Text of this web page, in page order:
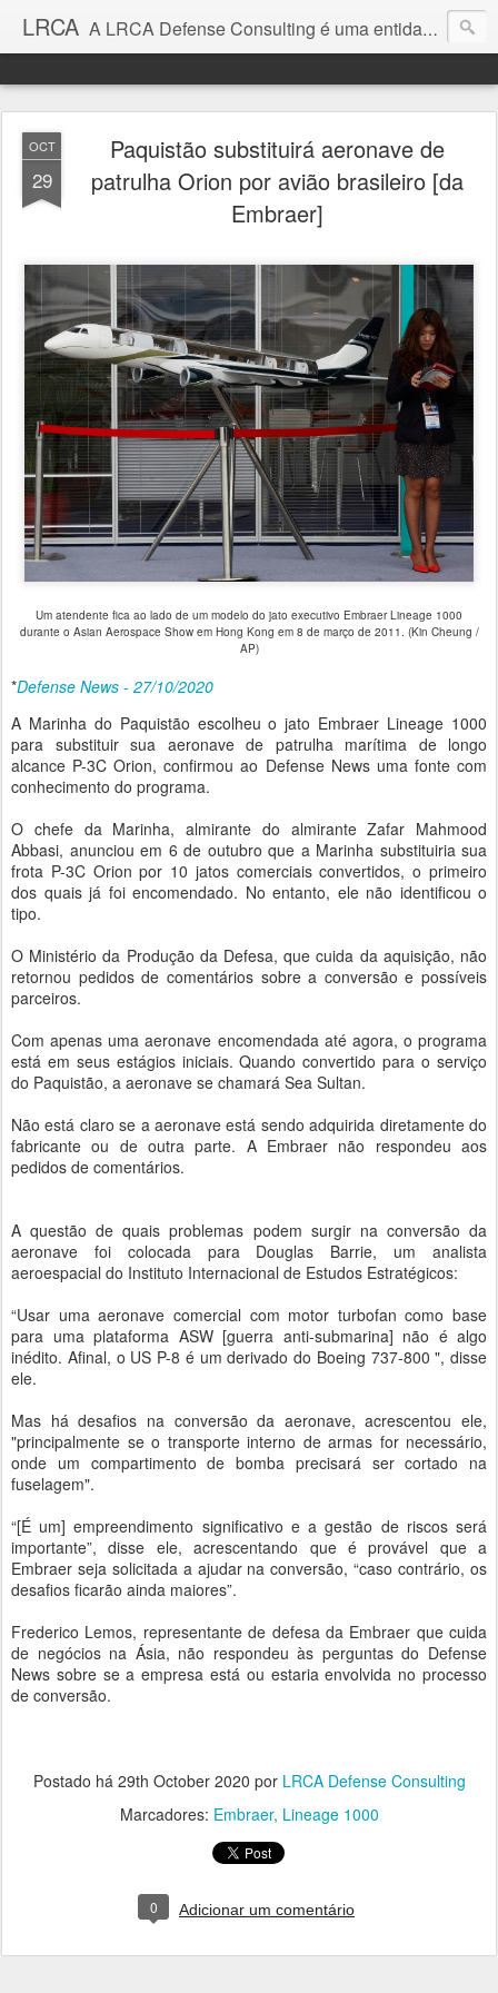
LRCA A LRCA Defense Consulting é uma entidade sem fins lucrativos que se dedica a produzir e divulgar notícias e análises sobre as Empresas de Defesa. Não somos jornalistas e nem este é um blog jornalístico.
OCT
29
Paquistão substituirá aeronave de
patrulha Orion por avião brasileiro [da
Embraer]
Um atendente fica ao lado de um modelo do jato executivo Embraer Lineage 1000
durante o Asian Aerospace Show em Hong Kong em 8 de março de 2011. (Kin Cheung /
AP)
*Defense News - 27/10/2020
A Marinha do Paquistão escolheu o jato Embraer Lineage 1000
para substituir sua aeronave de patrulha marítima de longo
alcance P-3C Orion, confirmou ao Defense News uma fonte com
conhecimento do programa.
O chefe da Marinha, almirante do almirante Zafar Mahmood
Abbasi, anunciou em 6 de outubro que a Marinha substituiria sua
frota P-3C Orion por 10 jatos comerciais convertidos, o primeiro
dos quais já foi encomendado. No entanto, ele não identificou o
tipo.
O Ministério da Produção da Defesa, que cuida da aquisição, não
retornou pedidos de comentários sobre a conversão e possíveis
parceiros.
Com apenas uma aeronave encomendada até agora, o programa
está em seus estágios iniciais. Quando convertido para o serviço
do Paquistão, a aeronave se chamará Sea Sultan.
Não está claro se a aeronave está sendo adquirida diretamente do
fabricante ou de outra parte. A Embraer não respondeu aos
pedidos de comentários.
A questão de quais problemas podem surgir na conversão da
aeronave foi colocada para Douglas Barrie, um analista
aeroespacial do Instituto Internacional de Estudos Estratégicos:
“Usar uma aeronave comercial com motor turbofan como base
para uma plataforma ASW [guerra anti-submarina] não é algo
inédito. Afinal, o US P-8 é um derivado do Boeing 737-800 ", disse
ele.
Mas há desafios na conversão da aeronave, acrescentou ele,
"principalmente se o transporte interno de armas for necessário,
onde um compartimento de bomba precisará ser cortado na
fuselagem".
“[É um] empreendimento significativo e a gestão de riscos será
importante”, disse ele, acrescentando que é provável que a
Embraer seja solicitada a ajudar na conversão, “caso contrário, os
desafios ficarão ainda maiores”.
Frederico Lemos, representante de defesa da Embraer que cuida
de negócios na Ásia, não respondeu às perguntas do Defense
News sobre se a empresa está ou estaria envolvida no processo
de conversão.
Postado há 29th October 2020 por LRCA Defense Consulting
Marcadores: Embraer Lineage 1000
0 Adicionar um comentário